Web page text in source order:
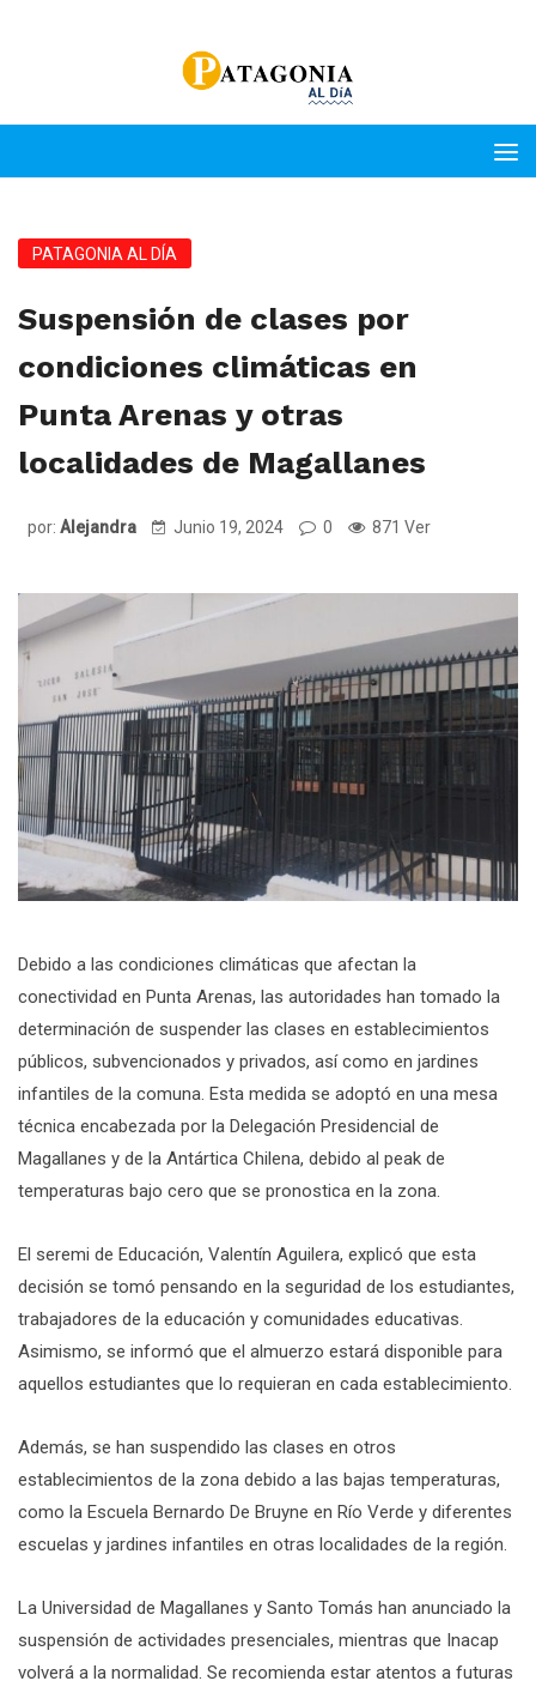
PATAGONIA AL DÍA
Suspensión de clases por
condiciones climáticas en
Punta Arenas y otras
localidades de Magallanes
por: Alejandra Junio 19, 2024 0 871 Ver
Debido a las condiciones climáticas que afectan la
conectividad en Punta Arenas, las autoridades han tomado la
determinación de suspender las clases en establecimientos
públicos, subvencionados y privados, así como en jardines
infantiles de la comuna. Esta medida se adoptó en una mesa
técnica encabezada por la Delegación Presidencial de
Magallanes y de la Antártica Chilena, debido al peak de
temperaturas bajo cero que se pronostica en la zona.
El seremi de Educación, Valentín Aguilera, explicó que esta
decisión se tomó pensando en la seguridad de los estudiantes,
trabajadores de la educación y comunidades educativas.
Asimismo, se informó que el almuerzo estará disponible para
aquellos estudiantes que lo requieran en cada establecimiento.
Además, se han suspendido las clases en otros
establecimientos de la zona debido a las bajas temperaturas,
como la Escuela Bernardo De Bruyne en Río Verde y diferentes
escuelas y jardines infantiles en otras localidades de la región.
La Universidad de Magallanes y Santo Tomás han anunciado la
suspensión de actividades presenciales, mientras que Inacap
volverá a la normalidad. Se recomienda estar atentos a futuras